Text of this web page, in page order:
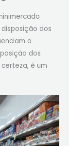
dos
o
dos
é um